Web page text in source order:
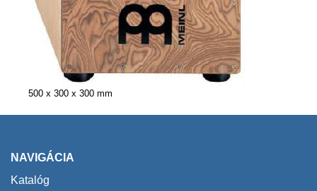
500 x 300 x 300 mm
NAVIGÁCIA
Katalóg